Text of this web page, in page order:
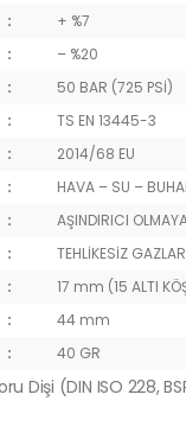
:
+ %7
:
– %20
:
50 BAR (725 PSİ)
:
TS EN 13445-3
:
2014/68 EU
:
HAVA – SU –
:
AŞINDIRICI
:
TEHLİKESİZ GAZLAR
:
17 mm (15 ALTI
:
44 mm
: 40 GR
Dişi (DIN ISO 228,